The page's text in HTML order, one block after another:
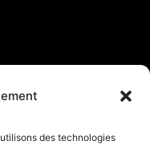
des technologies